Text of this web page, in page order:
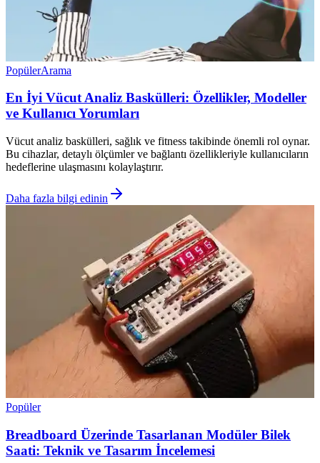
PopülerArama
En İyi Vücut Analiz Baskülleri: Özellikler, Modeller
ve Kullanıcı Yorumları
Vücut analiz baskülleri, sağlık ve fitness takibinde önemli rol oynar.
Bu cihazlar, detaylı ölçümler ve bağlantı özellikleriyle kullanıcıların
hedeflerine ulaşmasını kolaylaştırır.
Daha fazla bilgi edinin
Popüler
Breadboard Üzerinde Tasarlanan Modüler Bilek
Saati: Teknik ve Tasarım İncelemesi